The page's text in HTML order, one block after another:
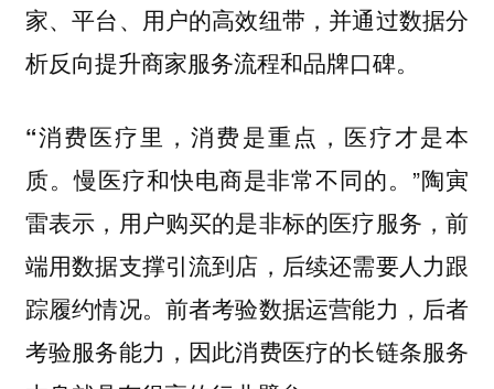
家、平台、用户的高效纽带，并通过数据分
析反向提升商家服务流程和品牌口碑。
“消费医疗里，消费是重点，医疗才是本
质。慢医疗和快电商是非常不同的。 ”陶寅
雷表示，用户购买的是非标的医疗服务，前
端用数据支撑引流到店，后续还需要人力跟
踪履约情况。前者考验数据运营能力，后者
考验服务能力，因此消费医疗的长链条服务